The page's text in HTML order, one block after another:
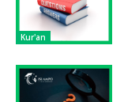
Kur'an